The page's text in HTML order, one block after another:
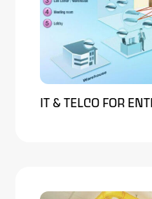
IT & TELCO FOR